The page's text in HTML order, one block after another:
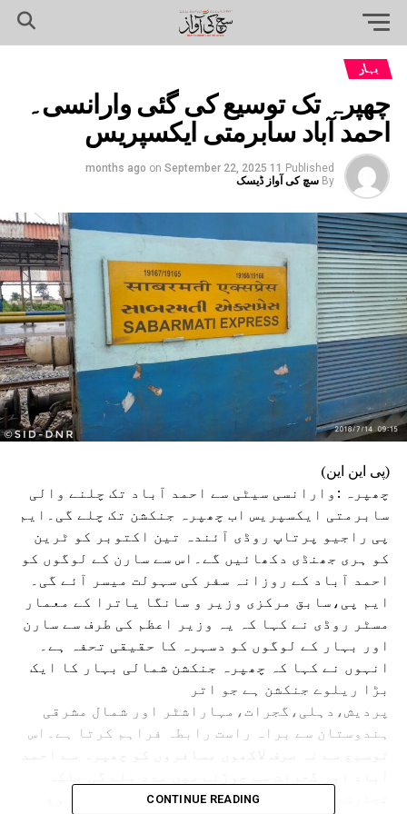
بہار
چھپرہ تک توسیع کی گئی وارانسی۔
احمد آباد سابرمتی ایکسپریس
Published
11 months ago
on September 22, 2025
By سچ کی آواز ڈیسک
(پی این این)
چھپرہ :وارانسی سیٹی سے احمد آباد تک چلنے والی
سابرمتی ایکسپریس اب چھپرہ جنکشن تک چلے گی۔ایم
پی راجیو پرتاپ روڈی آئندہ تین اکتوبر کو ٹرین
کو ہری جھنڈی دکھائیں گے۔اس سے سارن کے لوگوں کو
احمد آباد کے روزانہ سفر کی سہولت میسر آئے گی۔
ایم پی،سابق مرکزی وزیر و سانگا یاترا کے معمار
مسٹر روڈی نے کہا کہ یہ وزیر اعظم کی طرف سے سارن
اور بہار کے لوگوں کو دسہرہ کا حقیقی تحفہ ہے۔
انہوں نے کہا کہ چھپرہ جنکشن شمالی بہار کا ایک
بڑا ریلوے جنکشن ہے جو اتر
پردیش،دہلی،گجرات،مہاراشٹر اور شمال مشرقی
ہندوستان سے براہ راست رابطہ فراہم کرتا ہے۔اس
توسیع سے نہ صرف لاکھوں مسافروں کو چھپرہ سے احمد
تجارت،صنعت اور روزگار کے مواقع کو بھی فروغ
CONTINUE READING